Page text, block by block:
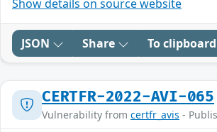
Show details on source website
JSON Share To clipboard
CERTFR-2022-AVI-065
Vulnerability from certfr_avis -